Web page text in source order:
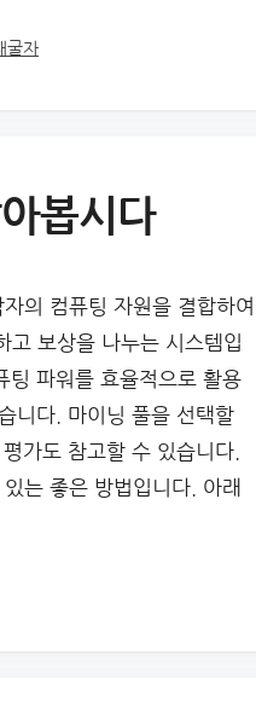
굴자
봅시다
의 컴퓨팅 자원을 결합하여
고 보상을 나누는 시스템입
팅 파워를 효율적으로 활용
니다. 마이닝 풀을 선택할
가도 참고할 수 있습니다.
는 좋은 방법입니다. 아래